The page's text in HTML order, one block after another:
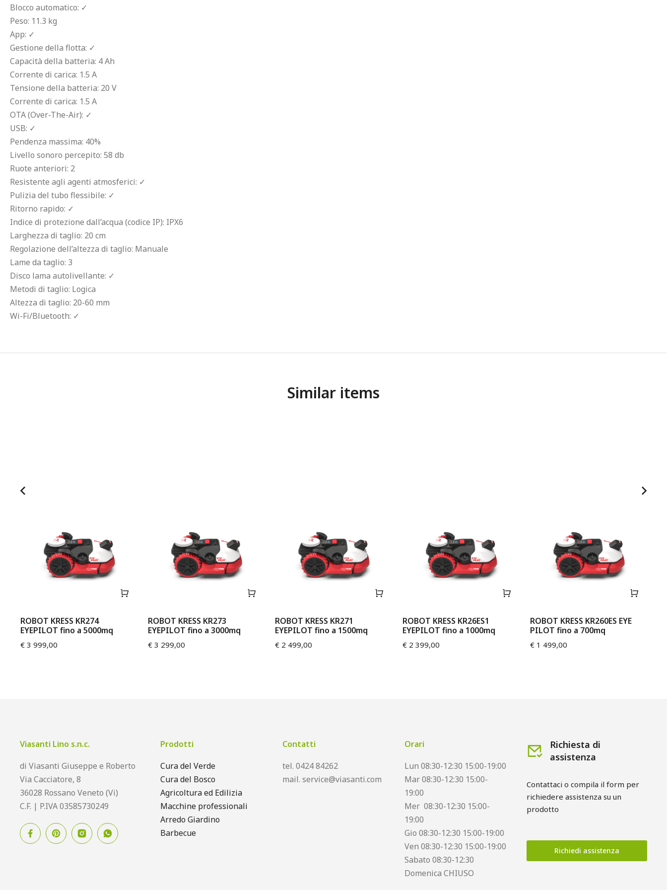
Blocco automatico: ✓
Peso: 11.3 kg
App: ✓
Gestione della flotta: ✓
Capacità della batteria: 4 Ah
Corrente di carica: 1.5 A
Tensione della batteria: 20 V
Corrente di carica: 1.5 A
OTA (Over-The-Air): ✓
USB: ✓
Pendenza massima: 40%
Livello sonoro percepito: 58 db
Ruote anteriori: 2
Resistente agli agenti atmosferici: ✓
Pulizia del tubo flessibile: ✓
Ritorno rapido: ✓
Indice di protezione dall’acqua (codice IP): IPX6
Larghezza di taglio: 20 cm
Regolazione dell’altezza di taglio: Manuale
Lame da taglio: 3
Disco lama autolivellante: ✓
Metodi di taglio: Logica
Altezza di taglio: 20-60 mm
Wi-Fi/Bluetooth: ✓
Similar items
ROBOT KRESS KR274
EYEPILOT fino a 5000mq
€3 999,00
ROBOT KRESS KR273
EYEPILOT fino a 3000mq
€3 299,00
ROBOT KRESS KR271
EYEPILOT fino a 1500mq
€ 2 499,00
ROBOT KRESS KR26ES1
EYEPILOT fino a 1000mq
€ 2 399,00
ROBOT KRESS KR260ES EYE
PILOT fino a 700mq
€1 499,00
Viasanti Lino s.n.c.
di Viasanti Giuseppe e Roberto
Via Cacciatore, 8
36028 Rossano Veneto (Vi)
C.F. | P.IVA 03585730249
Prodotti
Cura del Verde
Cura del Bosco
Agricoltura ed Edilizia
Macchine professionali
Arredo Giardino
Barbecue
Contatti
tel. 0424 84262
mail. service@viasanti.com
Orari
Lun 08:30-12:30 15:00-19:00
Mar 08:30-12:30 15:00-
19:00
Mer 08:30-12:30 15:00-
19:00
Gio 08:30-12:30 15:00-19:00
Ven 08:30-12:30 15:00-19:00
Sabato 08:30-12:30
Domenica CHIUSO
Richiesta di
assistenza
Contattaci o compila il form per
richiedere assistenza su un
prodotto
Richiedi assistenza